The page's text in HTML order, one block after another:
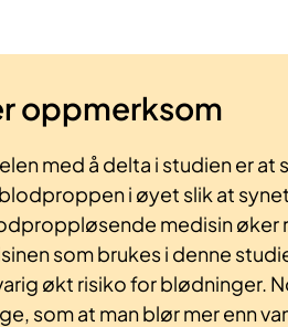
oppmerksom
med å delta i studien er at
i øyet slik at
medisin øker
som brukes i denne
økt risiko for blødninger.
som at man blør mer enn